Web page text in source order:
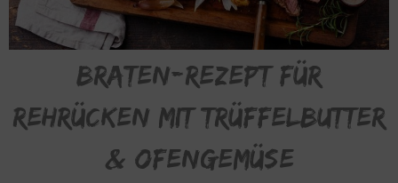
Braten-Rezept für
Rehrücken mit Trüffelbutter
& Ofengemüse